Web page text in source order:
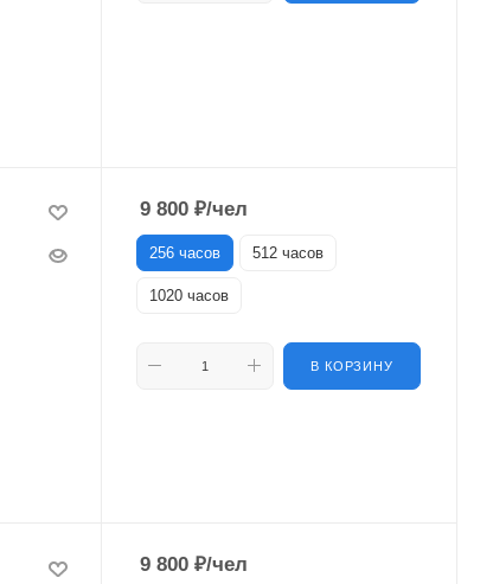
9 800 ₽/чел
256 часов 512 часов
1020 часов
В КОРЗИНУ
9 800 ₽/чел